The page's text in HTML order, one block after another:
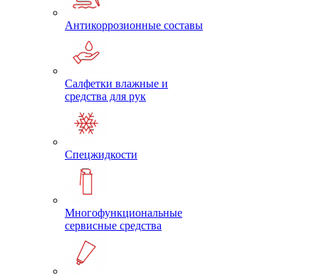
Антикоррозионные составы
Салфетки влажные и
средства для рук
Спецжидкости
Многофункциональные
сервисные средства